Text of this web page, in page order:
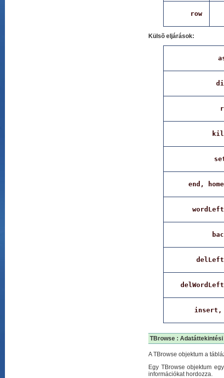
row
Külsõ eljárások:
end,
insert,
TBrowse :
A TBrowse objektum a
Egy TBrowse objektum
információkat hordozza.